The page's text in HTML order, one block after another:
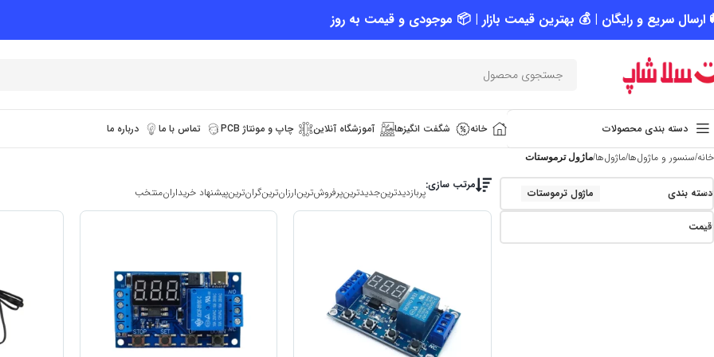
ارسال سریع و رایگان | 💰 بهترین قیمت بازار | 📦 موجودی و قیمت به روز
دسته بندی محصولات خانه شگفت انگیزها آموزشگاه آنلاین چاپ و مونتاژ PCB تماس با ما
درباره ما
خانه سنسور و ماژول‌هاماژول‌ها ماژول ترموستات
دسته بندی ماژول ترموستات
قیمت
مرتب سازی:
پربازدیدترینجدیدترینپرفروش‌ترینارزان‌ترینگران‌ترینپیشنهاد خریدارانمنتخب